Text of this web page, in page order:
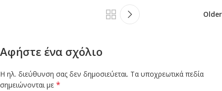
Older
Αφήστε ένα σχόλιο
Η ηλ. διεύθυνση σας δεν δημοσιεύεται. Τα υποχρεωτικά πεδία
σημειώνονται με *